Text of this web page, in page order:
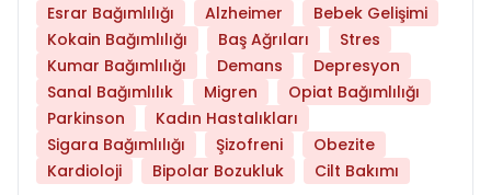
Esrar Bağımlılığı
Alzheimer
Bebek Gelişimi
Kokain Bağımlılığı
Baş Ağrıları
Stres
Kumar Bağımlılığı
Demans
Depresyon
Sanal Bağımlılık
Migren
Opiat Bağımlılığı
Parkinson
Kadın Hastalıkları
Sigara Bağımlılığı
Şizofreni
Obezite
Kardioloji
Bipolar Bozukluk Cilt Bakımı